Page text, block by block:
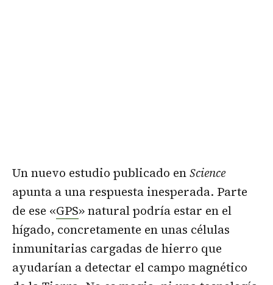
Un nuevo estudio publicado enScience
apunta a una respuesta inesperada. Parte
de ese «GPS» natural podría estar en el
hígado, concretamente en unas células
inmunitarias cargadas de hierro que
ayudarían a detectar el campo magnético